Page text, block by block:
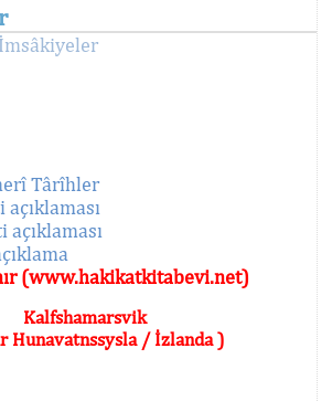
Târîhler
(www.hakikatkitabevi.net)
Kalfshamarsvik
Hunavatnssysla / İzlanda )